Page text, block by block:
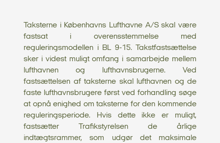
Taksterne i Københavns Lufthavne A/S skal være
fastsat i overensstemmelse med
reguleringsmodellen i BL 9-15. Takstfastsættelse
sker i videst muligt omfang i samarbejde mellem
lufthavnen og lufthavnsbrugerne. Ved
fastsættelsen af taksterne skal lufthavnen og de
faste lufthavnsbrugere først ved forhandling søge
at opnå enighed om taksterne for den kommende
reguleringsperiode. Hvis dette ikke er muligt,
fastsætter Trafikstyrelsen de årlige
indtægtsrammer, som udgør det maksimale